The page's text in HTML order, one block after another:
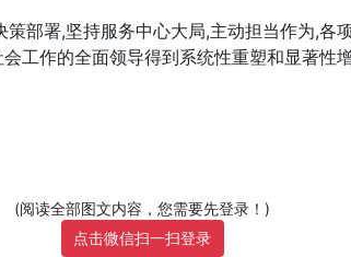
部署,坚持服务中心大局,主动担当作为,各
工作的全面领导得到系统性重塑和显著性
(阅读全部图文内容，您需要先登录！)
点击微信扫一扫登录